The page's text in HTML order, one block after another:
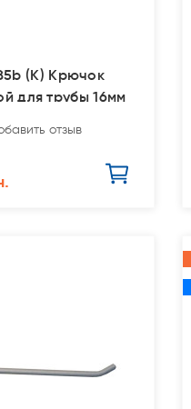
(К) Крючок
для трубы 16мм
отзыв